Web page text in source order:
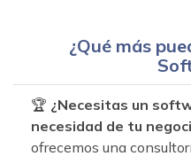
¿Qué más
🏆 ¿Necesitas un
necesidad de tu
ofrecemos una